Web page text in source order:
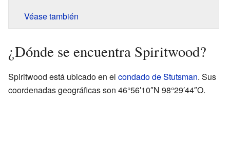
Véase también
¿Dónde se encuentra Spiritwood?
Spiritwood está ubicado en el condado de Stutsman. Sus
coordenadas geográficas son 46°56′10″N 98°29′44″O.